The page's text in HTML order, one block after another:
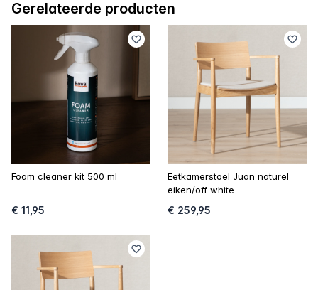
Gerelateerde producten
Foam cleaner kit 500 ml
€ 11,95
Eetkamerstoel Juan naturel
eiken/off white
€ 259,95